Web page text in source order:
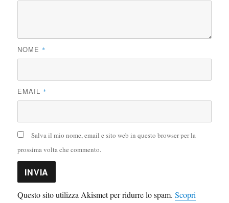
NOME *
EMAIL *
Salva il mio nome, email e sito web in questo browser per la
prossima volta che commento.
Questo sito utilizza Akismet per ridurre lo spam.Scopri